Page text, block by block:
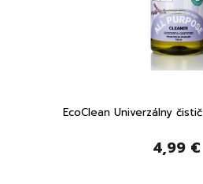
EcoClean Univerzálny
4,99 €